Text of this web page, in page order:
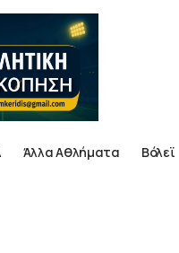
Άλλα Αθλήματα Βόλεϊ